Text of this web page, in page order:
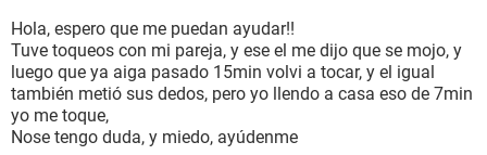
BIENESTAR
SEXUALIDAD
GLOSARIO
Hola, espero que me puedan ayudar!!
Tuve toqueos con mi pareja, y ese el me dijo que se mojo, y
luego que ya aiga pasado 15min volvi a tocar, y el igual
también metió sus dedos, pero yo llendo a casa eso de 7min
yo me toque,
Nose tengo duda, y miedo, ayúdenme